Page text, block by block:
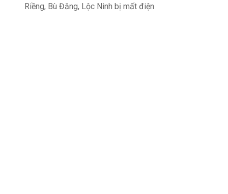
Riềng, Bù Đăng, Lộc Ninh bị mất điện